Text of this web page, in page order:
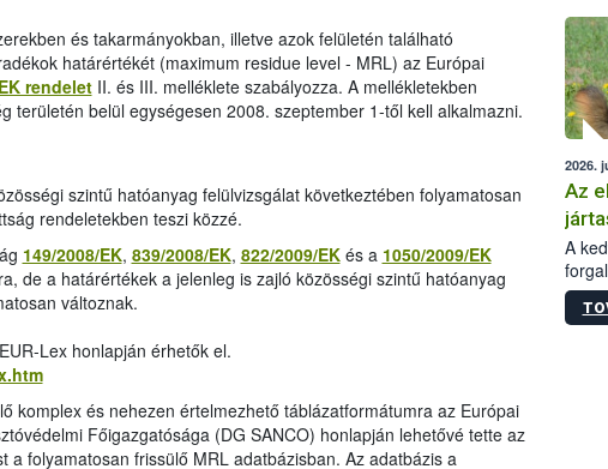
és takarmányokban, illetve azok felületén található
határértékét (maximum residue level - MRL) az Európai
rendeletII. és III. melléklete szabályozza. A mellékletekben
területén belül egységesen 2008. szeptember 1-től kell alkalmazni.
szintű hatóanyag felülvizsgálat következtében folyamatosan
rendeletekben teszi közzé.
149/2008/EK, 839/2008/EK, 822/2009/EKés a 1050/2009/EK
de a határértékek a jelenleg is zajló közösségi szintű hatóanyag
változnak.
Lex honlapján érhetők el.
komplex és nehezen értelmezhető táblázatformátumra az Európai
Főigazgatósága (DG SANCO) honlapján lehetővé tette az
a folyamatosan frissülő MRL adatbázisban. Az adatbázis a
2026.
Az
A